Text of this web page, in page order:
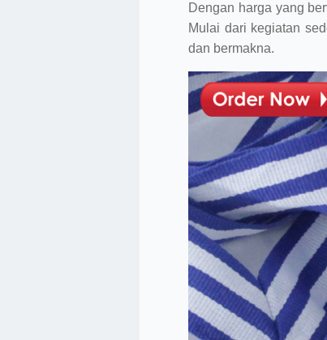
Dengan harga yang
Mulai dari kegiatan
dan bermakna.